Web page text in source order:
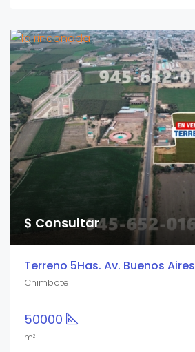
$ Consultar
Terreno 5Has. Av. Buenos Aires
Chimbote
50000
m²